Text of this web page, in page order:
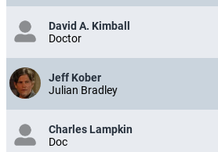
David A. Kimball
Doctor
Jeff Kober
Julian Bradley
Charles Lampkin
Doc